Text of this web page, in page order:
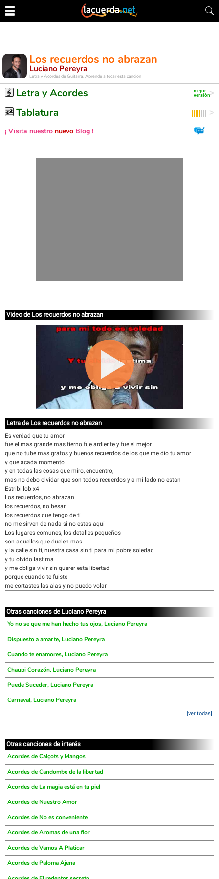
Los recuerdos no abrazan
Luciano Pereyra
Letra y Acordes de Guitarra. Aprende a tocar esta canción
Letra y Acordes
Tablatura
¡ Visita nuestro nuevo Blog !
Video de Los recuerdos no abrazan
Letra de Los recuerdos no abrazan
Es verdad que tu amor
fue el mas grande mas tierno fue ardiente y fue el mejor
que no tube mas gratos y buenos recuerdos de los que me dio tu amor
y que acada momento
y en todas las cosas que miro, encuentro,
mas no debo olvidar que son todos recuerdos y a mi lado no estan
Estribillob x4
Los recuerdos, no abrazan
los recuerdos, no besan
los recuerdos que tengo de ti
no me sirven de nada si no estas aqui
Los lugares comunes, los detalles pequeños
son aquellos que duelen mas
y la calle sin ti, nuestra casa sin ti para mi pobre soledad
y tu olvido lastima
y me obliga vivir sin querer esta libertad
porque cuando te fuiste
me cortastes las alas y no puedo volar
Otras canciones de Luciano Pereyra
Yo no se que me han hecho tus ojos, Luciano Pereyra
Dispuesto a amarte, Luciano Pereyra
Cuando te enamores, Luciano Pereyra
Chaupi Corazón, Luciano Pereyra
Puede Suceder, Luciano Pereyra
Carnaval, Luciano Pereyra
[ver todas]
Otras canciones de interés
Acordes de Calçots y Mangos
Acordes de Candombe de la libertad
Acordes de La magia está en tu piel
Acordes de Nuestro Amor
Acordes de No es conveniente
Acordes de Aromas de una flor
Acordes de Vamos A Platicar
Acordes de Paloma Ajena